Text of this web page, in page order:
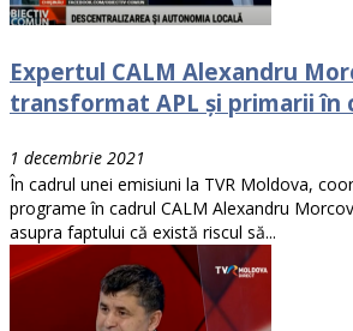
Expertul CALM Alexandru
transformat APL și primarii în
1 decembrie 2021
În cadrul unei emisiuni la TVR Moldova,
programe în cadrul CALM Alexandru
asupra faptului că există riscul să...